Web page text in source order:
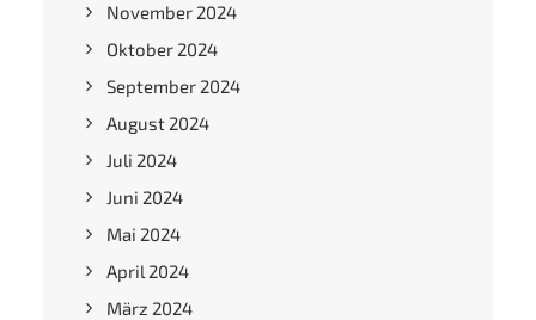
November 2024
Oktober 2024
September 2024
August 2024
Juli 2024
Juni 2024
Mai 2024
April 2024
März 2024